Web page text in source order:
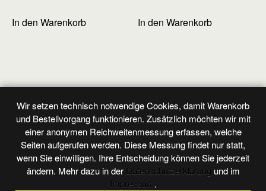
In den Warenkorb In den Warenkorb
Vorheriger Beitrag
Flieger - Heft 97
Nächster Beitrag
Originalband - Heft 119
Zum Seitenanfang
Wir setzen technisch notwendige Cookies, damit Warenkorb
und Bestellvorgang funktionieren. Zusätzlich möchten wir mit
einer anonymen Reichweitenmessung erfassen, welche
Seiten aufgerufen werden. Diese Messung findet nur statt,
wenn Sie einwilligen. Ihre Entscheidung können Sie jederzeit
ändern. Mehr dazu in der Datenschutzerklärung und im
Impressum.